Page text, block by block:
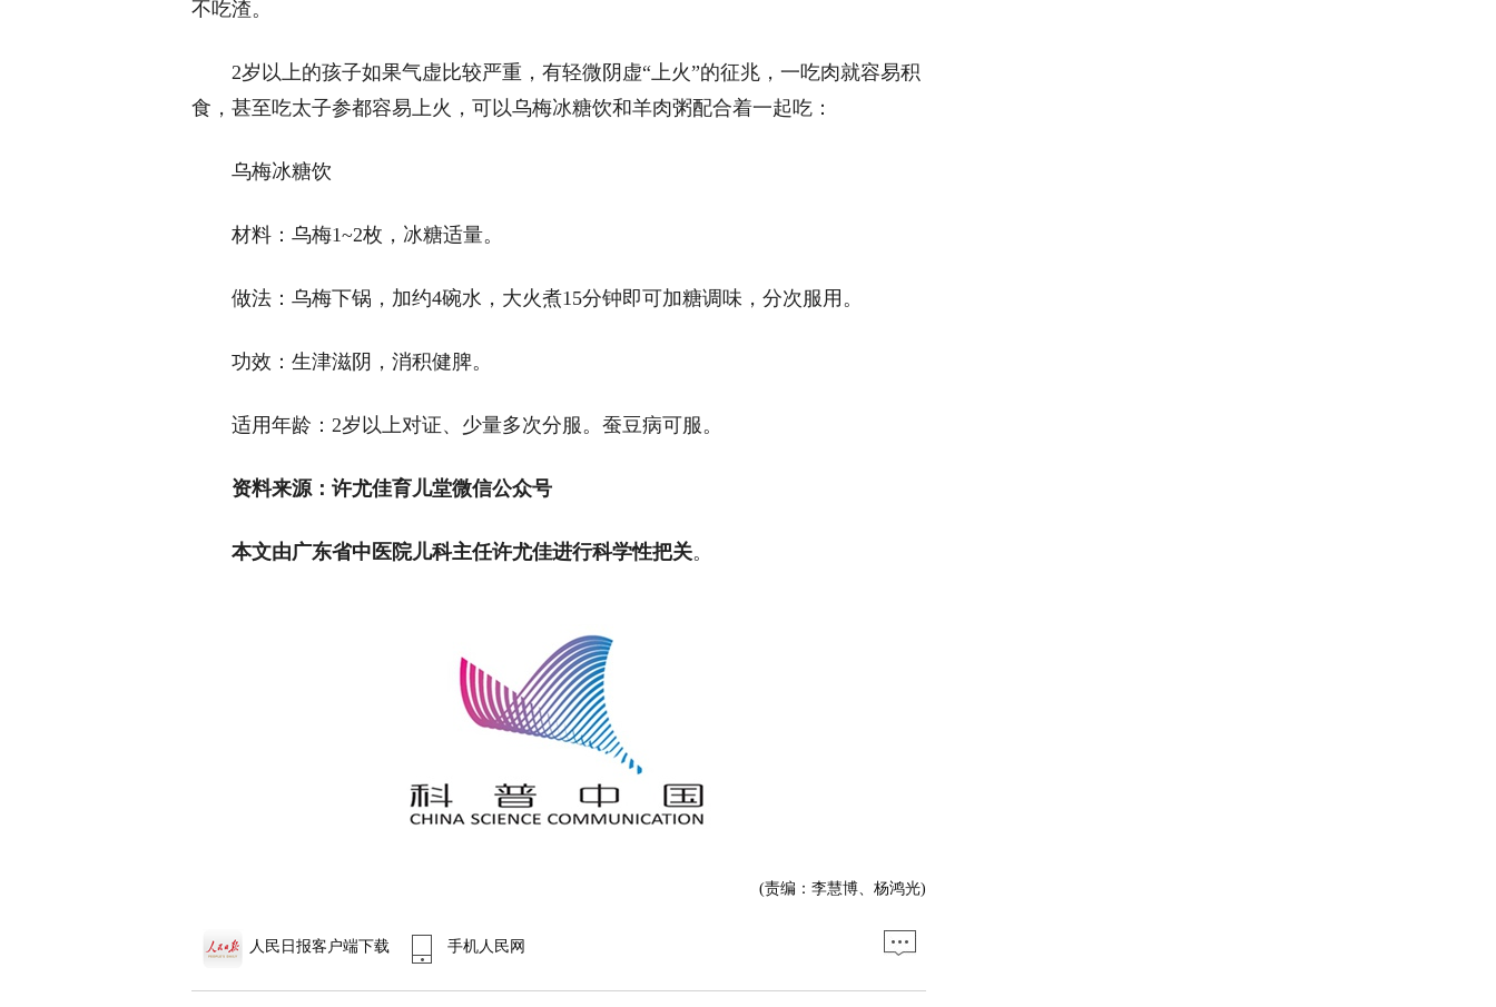
不吃渣。
2岁以上的孩子如果气虚比较严重，有轻微阴虚“上火”的征兆，一吃肉就容易积
食，甚至吃太子参都容易上火，可以乌梅冰糖饮和羊肉粥配合着一起吃：
乌梅冰糖饮
材料：乌梅1~2枚，冰糖适量。
做法：乌梅下锅，加约4碗水，大火煮15分钟即可加糖调味，分次服用。
功效：生津滋阴，消积健脾。
适用年龄：2岁以上对证、少量多次分服。蚕豆病可服。
资料来源：许尤佳育儿堂微信公众号
本文由广东省中医院儿科主任许尤佳进行科学性把关。
(责编：李慧博、杨鸿光)
人民日报客户端下载 手机人民网